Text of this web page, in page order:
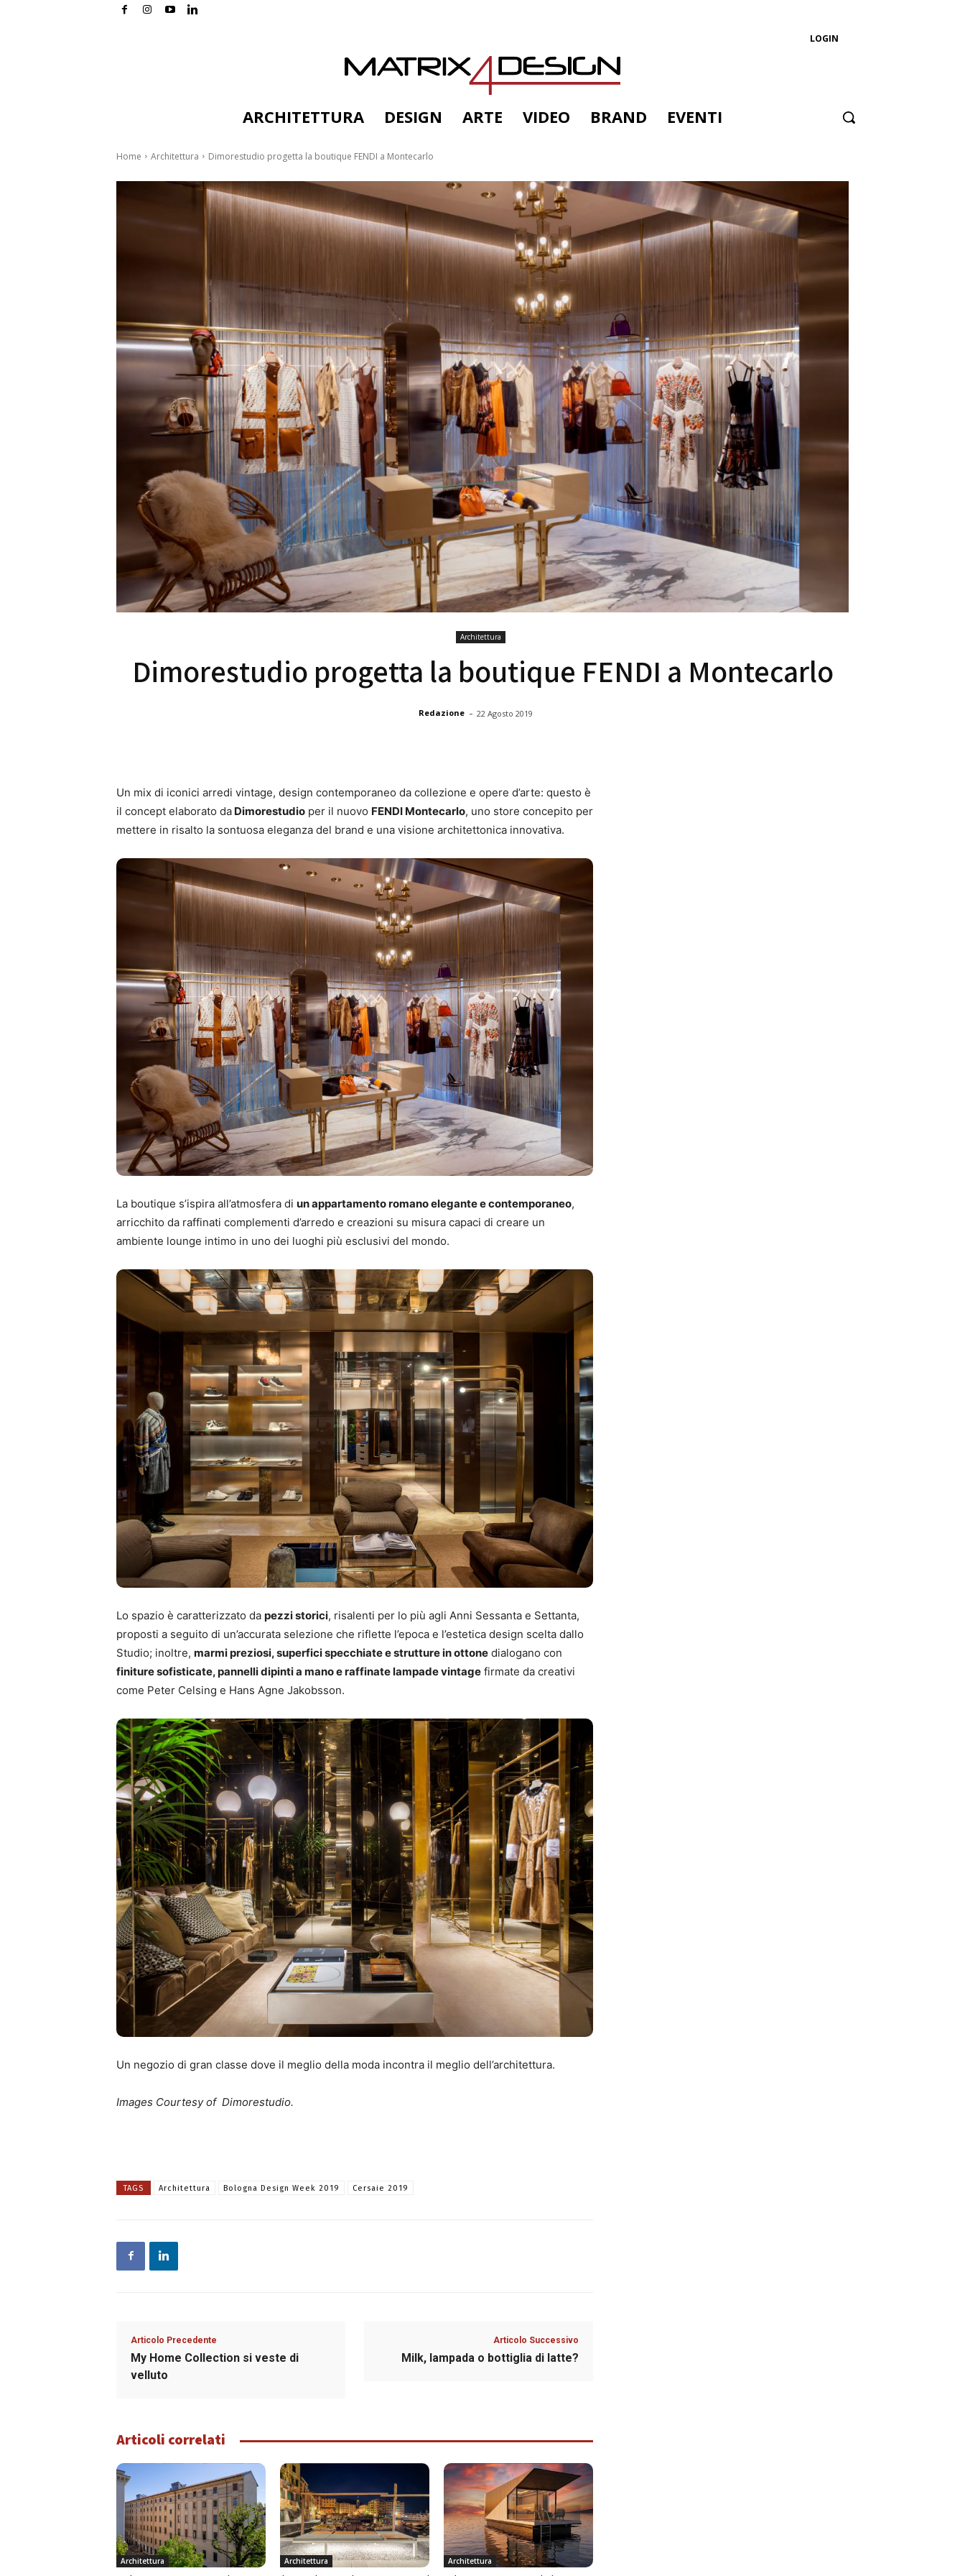
LOGIN
ARCHITETTURA DESIGN ARTE VIDEO BRAND EVENTI
Home Architettura Dimorestudio progetta la boutique FENDI a Montecarlo
Architettura
Dimorestudio progetta la boutique FENDI a Montecarlo
Redazione - 22 Agosto 2019
Un mix di iconici arredi vintage, design contemporaneo da collezione e opere d’arte: questo è
il concept elaborato da Dimorestudio per il nuovo FENDI Montecarlo, uno store concepito per
mettere in risalto la sontuosa eleganza del brand e una visione architettonica innovativa.
La boutique s’ispira all’atmosfera di un appartamento romano elegante e contemporaneo,
arricchito da raffinati complementi d’arredo e creazioni su misura capaci di creare un
ambiente lounge intimo in uno dei luoghi più esclusivi del mondo.
Lo spazio è caratterizzato da pezzi storici, risalenti per lo più agli Anni Sessanta e Settanta,
proposti a seguito di un’accurata selezione che riflette l’epoca e l’estetica design scelta dallo
Studio; inoltre, marmi preziosi, superfici specchiate e strutture in ottone dialogano con
finiture sofisticate, pannelli dipinti a mano e raffinate lampade vintage firmate da creativi
come Peter Celsing e Hans Agne Jakobsson.
Un negozio di gran classe dove il meglio della moda incontra il meglio dell’architettura.
Images Courtesy of Dimorestudio.
TAGS Architettura Bologna Design Week 2019 Cersaie 2019
Articolo Precedente
My Home Collection si veste di
velluto
Articolo Successivo
Milk, lampada o bottiglia di latte?
Articoli correlati
Architettura Architettura Architettura